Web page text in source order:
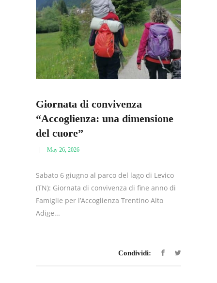
Giornata di convivenza
“Accoglienza: una dimensione
del cuore”
May 26, 2026
Sabato 6 giugno al parco del lago di Levico
(TN): Giornata di convivenza di fine anno di
Famiglie per l’Accoglienza Trentino Alto
Adige...
Condividi: